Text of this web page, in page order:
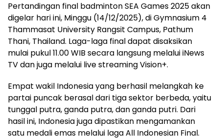
Pertandingan final badminton SEA Games 2025 akan
digelar hari ini, Minggu (14/12/2025), di Gymnasium 4
Thammasat University Rangsit Campus, Pathum
Thani, Thailand. Laga-laga final dapat disaksikan
mulai pukul 11.00 WIB secara langsung melalui iNews
TV dan juga melalui live streaming Vision+.
Empat wakil Indonesia yang berhasil melangkah ke
partai puncak berasal dari tiga sektor berbeda, yaitu
tunggal putra, ganda putra, dan ganda putri. Dari
hasil ini, Indonesia juga dipastikan mengamankan
satu medali emas melalui laga All Indonesian Final.